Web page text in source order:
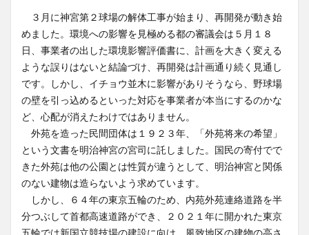
３月に神宮第２球場の解体工事が始まり、再開発が動き始
めました。環境への影響を見極める都の審議会は５月１８
日、事業者の出した環境影響評価書に、計画を大きく変える
ような誤りはないと結論づけ、再開発は計画通り続く見通し
です。しかし、イチョウ並木に影響がありそうなら、野球場
の壁を引っ込めるといった対応を事業者が本当にするのかな
ど、心配が消えたわけではありません。
外苑を造った民間団体は１９２３年、「外苑将来の希望」
という文書を明治神宮の宮司に託しました。国民の寄付でで
きた外苑は他の公園とは性質が違うとして、明治神宮と関係
のない建物は造らないよう求めています。
しかし、６４年の東京五輪のため、内苑外苑連絡道路を半
分つぶして首都高速道路ができ、２０２１年に開かれた東京
五輪では新国立競技場の建設に向け、風致地区の建物の高さ